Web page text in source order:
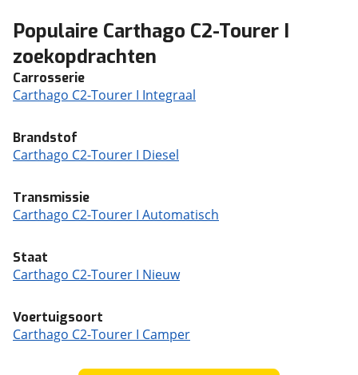
Populaire Carthago C2-Tourer I
zoekopdrachten
Carrosserie
Carthago C2-Tourer I Integraal
Brandstof
Carthago C2-Tourer I Diesel
Transmissie
Carthago C2-Tourer I Automatisch
Staat
Carthago C2-Tourer I Nieuw
Voertuigsoort
Carthago C2-Tourer I Camper